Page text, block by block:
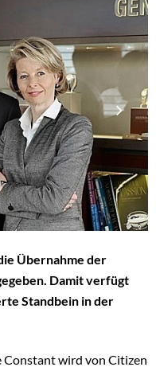
Übernahme der
Damit verfügt
Standbein in der
Constant wird von Citizen